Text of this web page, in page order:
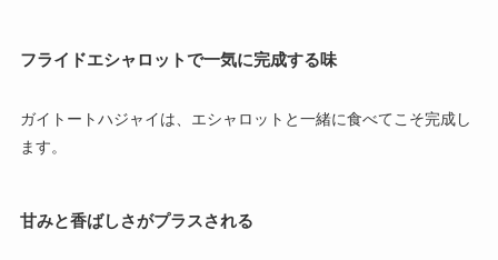
フライドエシャロットで一気に完成する味
ガイトートハジャイは、エシャロットと一緒に食べてこそ完成し
ます。
甘みと香ばしさがプラスされる